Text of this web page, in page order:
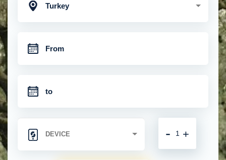
Turkey
+
-